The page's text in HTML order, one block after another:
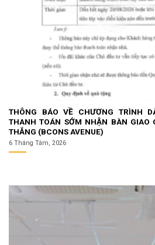
THÔNG BÁO VỀ CHƯƠNG TRÌNH
THANH TOÁN SỚM NHẬN BÀN GIAO
THẮNG (BCONS AVENUE)
6 Tháng Tám, 2026